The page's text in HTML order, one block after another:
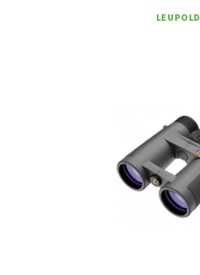
LEUPOLD